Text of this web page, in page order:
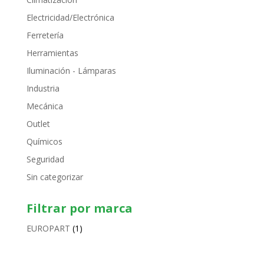
Electricidad/Electrónica
Ferretería
Herramientas
Iluminación - Lámparas
Industria
Mecánica
Outlet
Químicos
Seguridad
Sin categorizar
Filtrar por marca
EUROPART (1)